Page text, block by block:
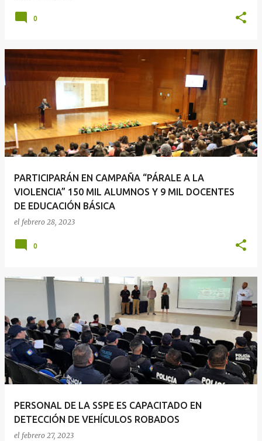
0
PARTICIPARÁN EN CAMPAÑA “PÁRALE A LA
VIOLENCIA” 150 MIL ALUMNOS Y 9 MIL DOCENTES
DE EDUCACIÓN BÁSICA
el febrero 28, 2023
0
PERSONAL DE LA SSPE ES CAPACITADO EN
DETECCIÓN DE VEHÍCULOS ROBADOS
el febrero 27, 2023